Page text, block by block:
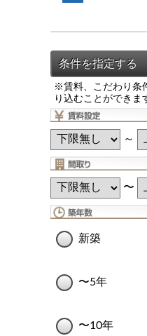
※賃料、こだわり条
り込むことができま
～
〜
新築
〜5年
〜10年